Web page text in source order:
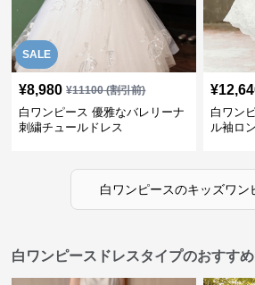
SALE
¥8,980 ¥11100(割引前)
白ワンピース 優雅なバレリーナ
刺繍チュールドレス
¥
白ワン
ル袖ロ
白ワンピースのキッズワン
白ワンピースドレスタイプのおすす